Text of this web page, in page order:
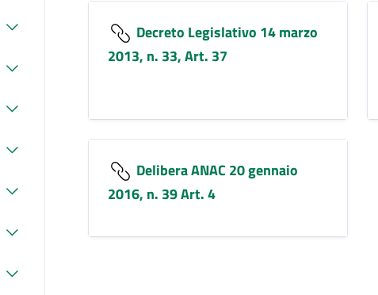
Decreto Legislativo 14 marzo
2013, n. 33, Art. 37
Delibera ANAC 20 gennaio
2016, n. 39 Art. 4